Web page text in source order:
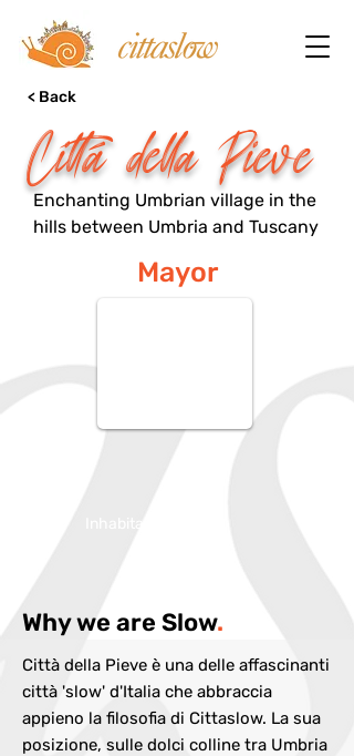
Città della Pieve
< Back
Enchanting Umbrian village in the
hills between Umbria and Tuscany
Mayor
Why we are Slow.
Città della Pieve è una delle affascinanti
città 'slow' d'Italia che abbraccia
appieno la filosofia di Cittaslow. La sua
posizione, sulle dolci colline tra Umbria